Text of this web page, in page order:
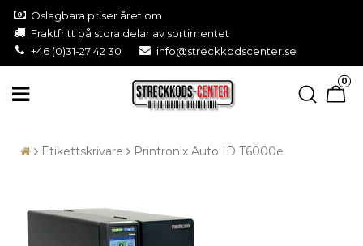
Oslagbara priser året om
Fraktfritt på stora delar av sortimentet
+46 (0)31-27 42 30
info@streckkodscenter.se
0
Etikettskrivare Printronix Auto ID T6000e